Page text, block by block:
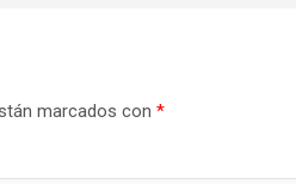
marcados con *